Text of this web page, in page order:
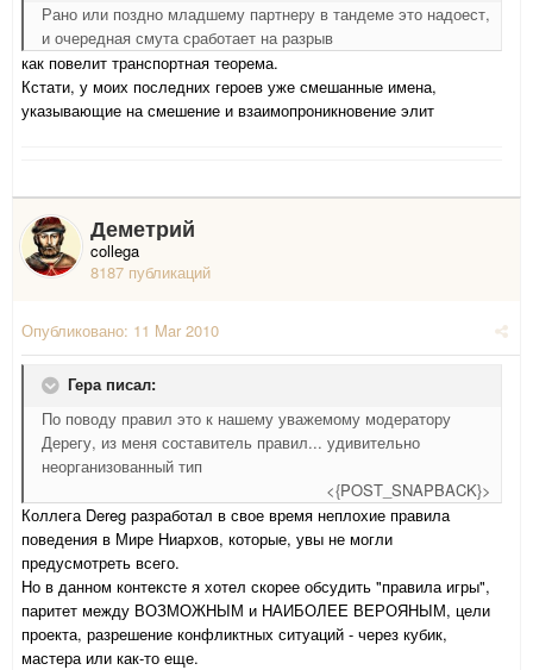
Рано или поздно младшему партнеру в тандеме это надоест,
и очередная смута сработает на разрыв
как повелит транспортная теорема.
Кстати, у моих последних героев уже смешанные имена,
указывающие на смешение и взаимопроникновение элит
Деметрий
collega
8187 публикаций
Опубликовано: 11 Mar 2010
Гера писал:
По поводу правил это к нашему уважемому модератору
Дерегу, из меня составитель правил... удивительно
неорганизованный тип
<{POST_SNAPBACK}>
Коллега Dereg разработал в свое время неплохие правила
поведения в Мире Ниархов, которые, увы не могли
предусмотреть всего.
Но в данном контексте я хотел скорее обсудить "правила игры",
паритет между ВОЗМОЖНЫМ и НАИБОЛЕЕ ВЕРОЯНЫМ, цели
проекта, разрешение конфликтных ситуаций - через кубик,
мастера или как-то еще.